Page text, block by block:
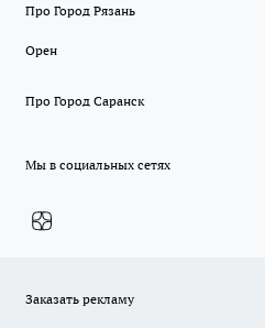
Про Город Рязань
Орен
Про Город Саранск
Мы в социальных сетях
Заказать рекламу